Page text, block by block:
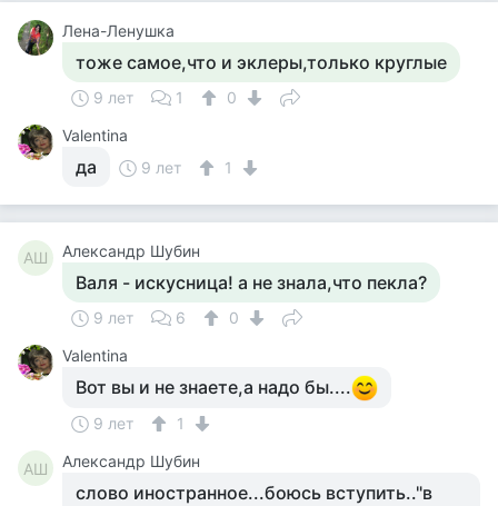
Лена-Ленушка
тоже самое,что и эклеры,только круглые
9 лет 1
0
Valentina
да 9 лет 1
АШ Александр Шубин
Валя - искусница! а не знала,что пекла?
9 лет 6
0
Valentina
Вот вы и не знаете,а надо бы....
9 лет 1
АШ Александр Шубин
слово иностранное...боюсь вступить.."в